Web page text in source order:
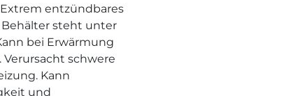
Extrem entzündbares
Behälter steht unter
bei Erwärmung
Verursacht schwere
Kann
und